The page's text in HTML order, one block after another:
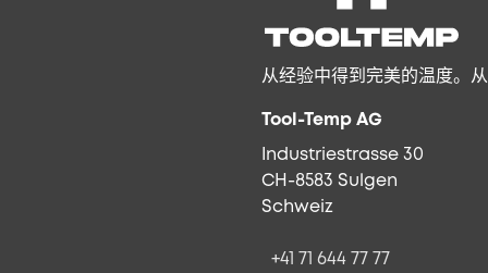
从经验中得到完美的温度。
Tool-Temp AG
Industriestrasse 30
CH-8583 Sulgen
Schweiz
+41 71 644 77 77